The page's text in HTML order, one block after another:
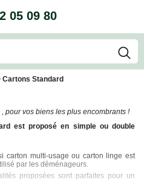
05 09 80
Cartons Standard
pour vos biens les plus encombrants !
est proposé en simple ou double
carton multi-usage ou carton linge est
par les déménageurs.
proposées sont parfaites pour un